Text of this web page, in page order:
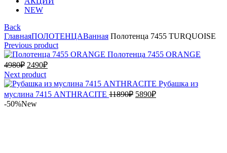
NEW
Back
ГлавнаяПОЛОТЕНЦАВанная Полотенца 7455 TURQUOISE
Previous product
Полотенца 7455 ORANGE
4980₽ Первоначальная
цена
составляла
4980₽.
2490₽Текущая
2490₽.
Next product
Рубашка из
муслина 7415 ANTHRACITE 11890₽ Первоначальная
5890₽Текущая
-50%New